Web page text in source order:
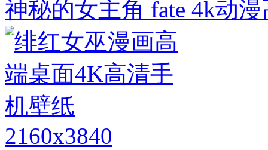
神秘的女主角 fate 4k动
2160x3840